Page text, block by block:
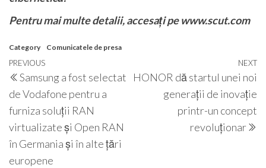
Pentru mai multe detalii, accesați pe www.scut.com
Category Comunicatele de presa
Post
navigation
Previous
Post
PREVIOUS
Samsung a fost selectat
de Vodafone pentru a
furniza soluții RAN
virtualizate și Open RAN
în Germania și în alte țări
europene
NEXT
HONOR dă startul unei noi
generații de inovație
printr-un concept
revoluționar